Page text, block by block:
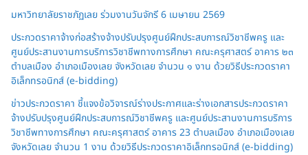
มหาวิทยาลัยราชภัฏเลย ร่วมงานวันจักรี 6 เมษายน 2569
ประกวดราคาจ้างก่อสร้างจ้างปรับปรุงศูนย์ฝึกประสบการณ์วิชาชีพครู และ
ศูนย์ประสานงานการบริการวิชาชีพทางการศึกษา คณะครุศาสตร์ อาคาร ๒๓
ตำบลเมือง อำเภอเมืองเลย จังหวัดเลย จำนวน ๑ งาน ด้วยวิธีประกวดราคา
อิเล็กทรอนิกส์ (e-bidding)
ข่าวประกวดราคา ชี้แจงข้อวิจารณ์ร่างประกาศและร่างเอกสารประกวดราคา
จ้างปรับปรุงศูนย์ฝึกประสบการณ์วิชาชีพครู และศูนย์ประสานงานการบริการ
วิชาชีพทางการศึกษา คณะครุศาสตร์ อาคาร 23 ตำบลเมือง อำเภอเมืองเลย
จังหวัดเลย จำนวน 1 งาน ด้วยวิธีประกวดราคาอิเล็กทรอนิกส์ (e-bidding)